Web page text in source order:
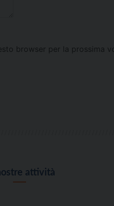
browser per la prossima
attività